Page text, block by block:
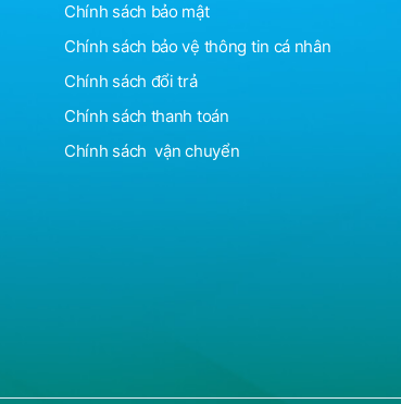
Chính sách bảo mật
Chính sách bảo vệ thông tin cá nhân
Chính sách đổi trả
Chính sách thanh toán
Chính sách vận chuyển